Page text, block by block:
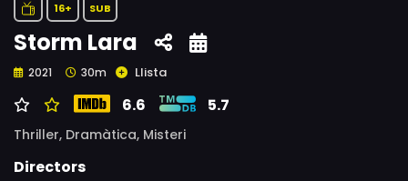
16+ SUB
Storm Lara
2021 30m Llista
6.6 5.7
Thriller, Dramàtica, Misteri
Directors